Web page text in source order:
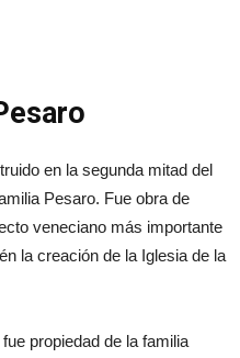
en la segunda mitad del
Pesaro. Fue obra de
veneciano más importante
la creación de la Iglesia de la
propiedad de la familia